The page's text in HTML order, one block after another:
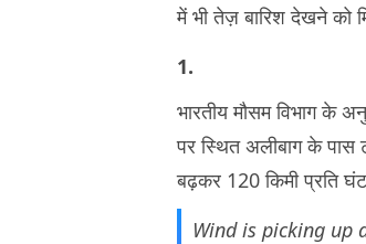
में भी तेज़ बारिश देखने को
1.
भारतीय मौसम विभाग के
पर स्थित अलीबाग के पास
बढ़कर 120 किमी प्रति
Wind is picking up